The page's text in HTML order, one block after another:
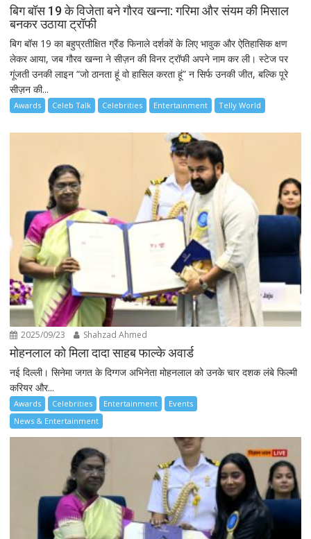
बिग बॉस 19 के विजेता बने गौरव खन्ना: गरिमा और संयम की मिसाल
बनकर उठाया ट्रॉफी
बिग बॉस 19 का बहुप्रतीक्षित ग्रैंड फिनाले दर्शकों के लिए भावुक और ऐतिहासिक क्षण
लेकर आया, जब गौरव खन्ना ने सीज़न की विनर ट्रॉफी अपने नाम कर ली। स्टेज पर
गूंजती उनकी लाइन “जो ठानता हूं वो हासिल करता हूं” न सिर्फ उनकी जीत, बल्कि पूरे
सीज़न की...
Awards Celeb Talk Celebrities Entertainment Telly World
2025/09/23 Shahzad Ahmed
मोहनलाल को मिला दादा साहब फाल्के अवार्ड
नई दिल्ली। सिनेमा जगत के दिग्गज अभिनेता मोहनलाल को उनके चार दशक लंबे फिल्मी
करियर और...
Awards Celebrities Entertainment
Events
News & Entertainment